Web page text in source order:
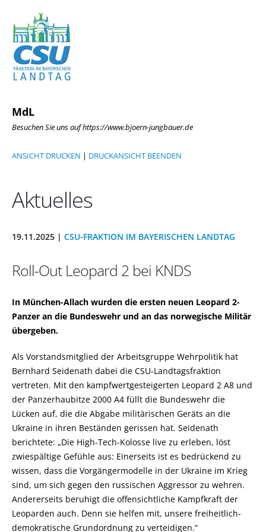
MdL
Besuchen Sie uns auf https://www.bjoern-jungbauer.de
ANSICHT DRUCKEN | DRUCKANSICHT BEENDEN
Aktuelles
19.11.2025 | CSU-FRAKTION IM BAYERISCHEN LANDTAG
Roll-Out Leopard 2 bei KNDS
In München-Allach wurden die ersten neuen Leopard 2-
Panzer an die Bundeswehr und an das norwegische Militär
übergeben.
Als Vorstandsmitglied der Arbeitsgruppe Wehrpolitik hat
Bernhard Seidenath dabei die CSU-Landtagsfraktion
vertreten. Mit den kampfwertgesteigerten Leopard 2 A8 und
der Panzerhaubitze 2000 A4 füllt die Bundeswehr die
Lücken auf, die die Abgabe militärischen Geräts an die
Ukraine in ihren Beständen gerissen hat. Seidenath
berichtete: „Die High-Tech-Kolosse live zu erleben, löst
zwiespältige Gefühle aus: Einerseits ist es bedrückend zu
wissen, dass die Vorgängermodelle in der Ukraine im Krieg
sind, um sich gegen den russischen Aggressor zu wehren.
Andererseits beruhigt die offensichtliche Kampfkraft der
Leoparden auch. Denn sie helfen mit, unsere freiheitlich-
demokratische Grundordnung zu verteidigen.“